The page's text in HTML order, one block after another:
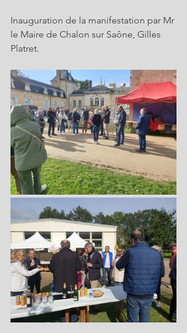
Inauguration de la manifestation par Mr
le Maire de Chalon sur Saône, Gilles
Platret.